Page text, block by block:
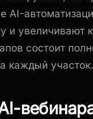
AI-
и
состоит
каждый участок.